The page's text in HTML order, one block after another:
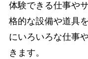
体験できる仕事や
格的な設備や道具
にいろいろな仕事
きます。